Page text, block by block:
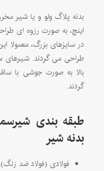
بدنه پلاگ ولو و یا شیر
اینچ، به صورت رزوه ای
در سایزهای بزرگ، معمولا
طراحی می گردند. شیرهای
بالا به صورت جوشی با
گردند.
طبقه بندی
بدنه شیر
فولادی (فولاد ضد زنگ)